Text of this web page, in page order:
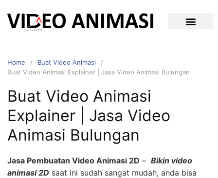
Home
Buat Video Animasi
Buat Video Animasi Explainer | Jasa Video Animasi Bulungan
Buat Video Animasi
Explainer | Jasa Video
Animasi Bulungan
Jasa Pembuatan Video Animasi 2D – Bikin video
animasi 2D saat ini sudah sangat mudah, anda bisa